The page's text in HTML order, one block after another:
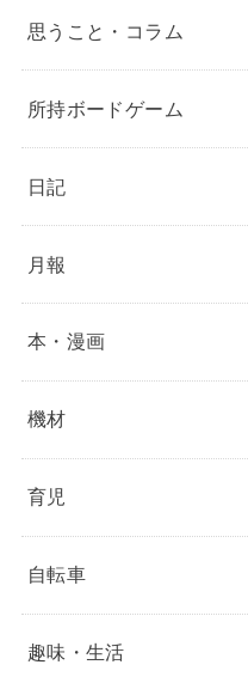
思うこと・コラム
所持ボードゲーム
日記
月報
本・漫画
機材
育児
自転車
趣味・生活